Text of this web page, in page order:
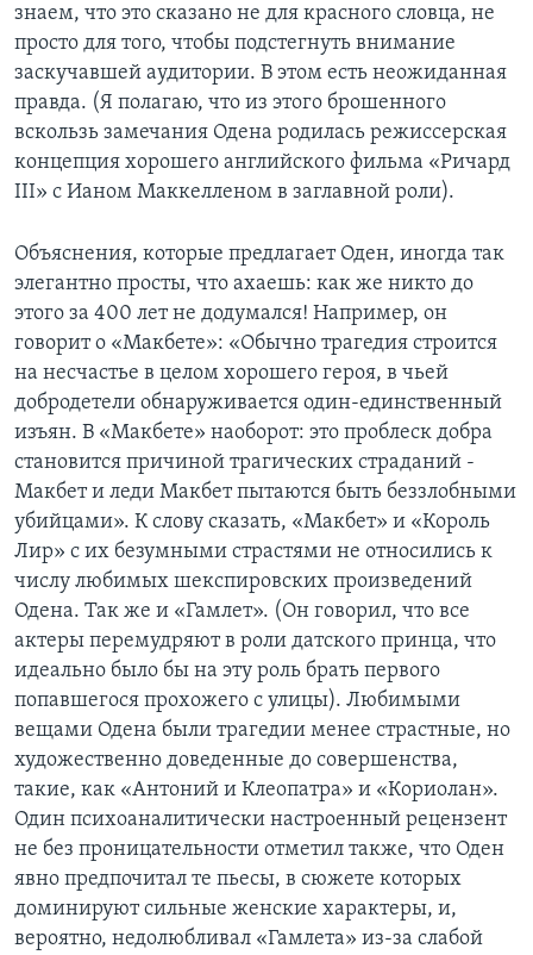
знаем, что это сказано не для красного словца, не
просто для того, чтобы подстегнуть внимание
заскучавшей аудитории. В этом есть неожиданная
правда. (Я полагаю, что из этого брошенного
вскользь замечания Одена родилась режиссерская
концепция хорошего английского фильма «Ричард
III» с Ианом Маккелленом в заглавной роли).
Объяснения, которые предлагает Оден, иногда так
элегантно просты, что ахаешь: как же никто до
этого за 400 лет не додумался! Например, он
говорит о «Макбете»: «Обычно трагедия строится
на несчастье в целом хорошего героя, в чьей
добродетели обнаруживается один-единственный
изъян. В «Макбете» наоборот: это проблеск добра
становится причиной трагических страданий -
Макбет и леди Макбет пытаются быть беззлобными
убийцами». К слову сказать, «Макбет» и «Король
Лир» с их безумными страстями не относились к
числу любимых шекспировских произведений
Одена. Так же и «Гамлет». (Он говорил, что все
актеры перемудряют в роли датского принца, что
идеально было бы на эту роль брать первого
попавшегося прохожего с улицы). Любимыми
вещами Одена были трагедии менее страстные, но
художественно доведенные до совершенства,
такие, как «Антоний и Клеопатра» и «Кориолан».
Один психоаналитически настроенный рецензент
не без проницательности отметил также, что Оден
явно предпочитал те пьесы, в сюжете которых
доминируют сильные женские характеры, и,
вероятно, недолюбливал «Гамлета» из-за слабой